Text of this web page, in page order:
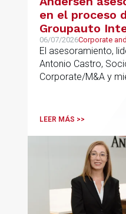
en el proceso
Groupauto
06/07/2026Corporate
El asesoramiento,
Antonio Castro,
Corporate/M&A y
españolas que
LEER MÁS >>